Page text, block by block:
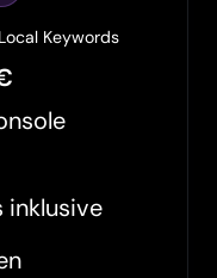
Keywords
inklusive